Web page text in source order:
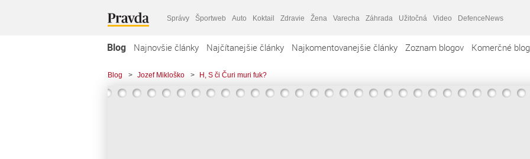
Správy Športweb Auto Koktail Zdravie Žena Varecha Záhrada Užitočná Video DefenceNews
Blog Najnovšie články Najčítanejšie články Najkomentovanejšie články Zoznam blogov Komerčné
Blog > Jozef Mikloško > H, S či Čuri muri fuk?